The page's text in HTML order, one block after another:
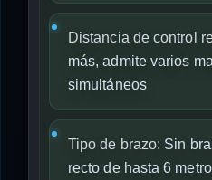
Distancia de control
más, admite varios
simultáneos
Tipo de brazo: Sin
recto de hasta 6